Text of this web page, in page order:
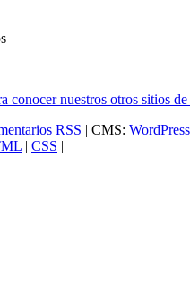
conocer nuestros otros sitios
RSS | CMS: WordPress
| CSS |